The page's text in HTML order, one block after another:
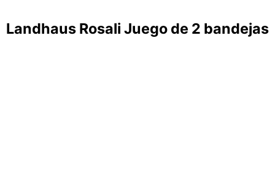
Landhaus Rosali Juego de 2 bandejas